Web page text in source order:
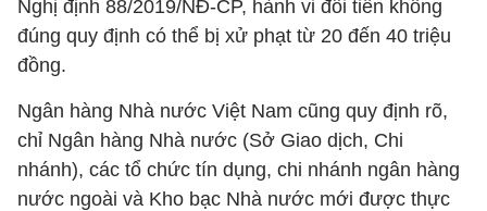
Nghị định 88/2019/NĐ-CP, hành vi đổi tiền không
đúng quy định có thể bị xử phạt từ 20 đến 40 triệu
đồng.
Ngân hàng Nhà nước Việt Nam cũng quy định rõ,
chỉ Ngân hàng Nhà nước (Sở Giao dịch, Chi
nhánh), các tổ chức tín dụng, chi nhánh ngân hàng
nước ngoài và Kho bạc Nhà nước mới được thực